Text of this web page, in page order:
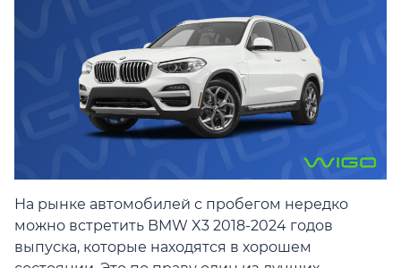
На рынке автомобилей с пробегом нередко
можно встретить BMW X3 2018-2024 годов
выпуска, которые находятся в хорошем